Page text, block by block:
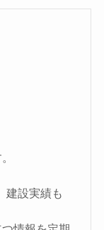
建設実績も